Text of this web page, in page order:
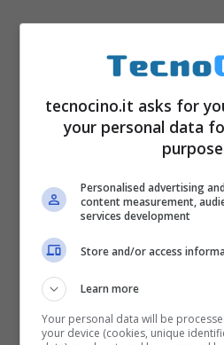
tecnocino.it asks for
your personal data
Personalised advertising
content measurement,
services development
Store and/or access
Learn more
Your personal data will be
your device (cookies, unique